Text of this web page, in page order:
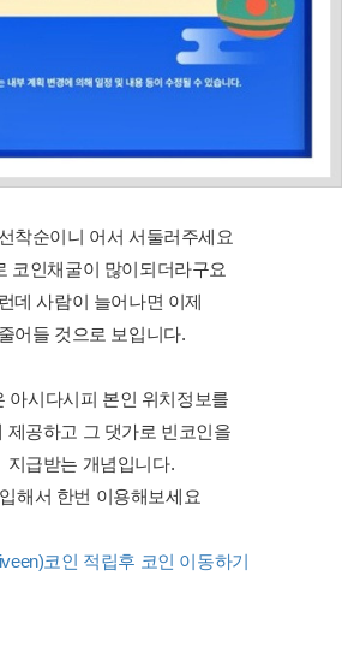
착순이니 어서 서둘러주세요
코인채굴이 많이되더라구요
데 사람이 늘어나면 이제
줄어들 것으로 보입니다.
아시다시피 본인 위치정보를
제공하고 그 댓가로 빈코인을
지급받는 개념입니다.
해서 한번 이용해보세요
코인 적립후 코인 이동하기